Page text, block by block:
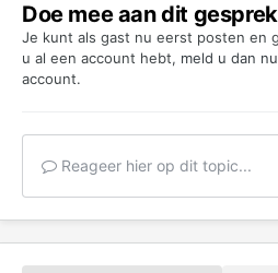
Doe mee aan dit gesprek
Je kunt als gast nu eerst posten en
u al een account hebt, meld u dan
account.
Reageer hier op dit topic...